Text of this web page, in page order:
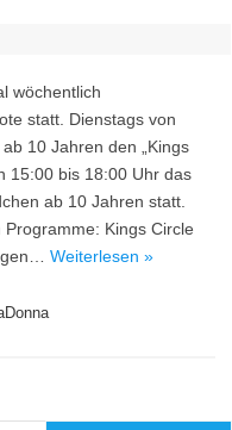
wöchentlich
statt. Dienstags von
10 Jahren den „Kings
15:00 bis 18:00 Uhr das
ab 10 Jahren statt.
Kings Circle
Weiterlesen »